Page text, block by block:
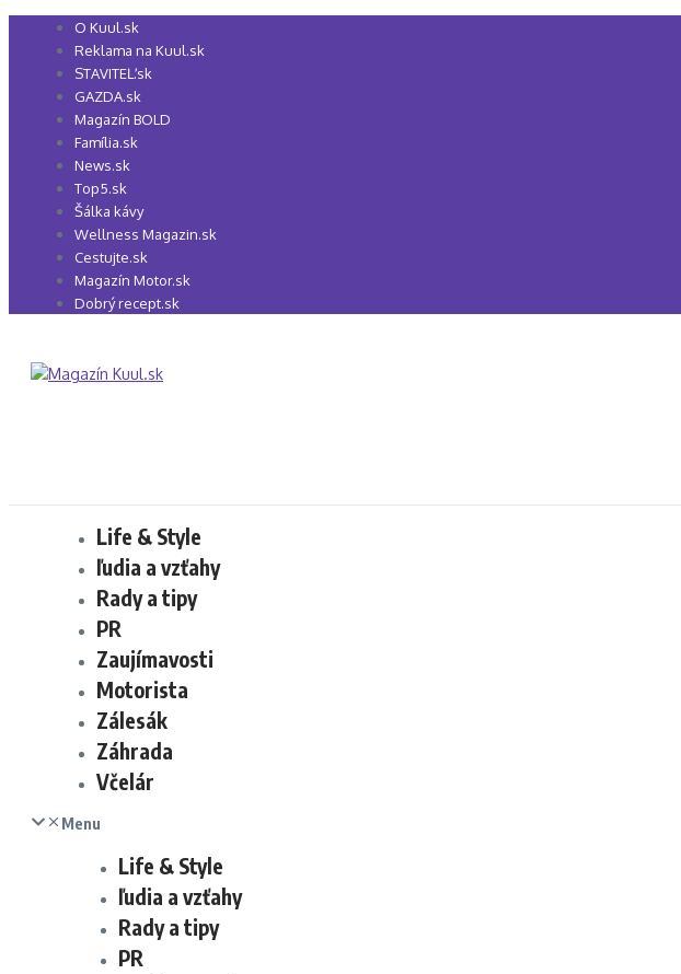
Preskočiť
O Kuul.sk
Reklama na Kuul.sk
STAVITEĽ.sk
GAZDA.sk
Magazín BOLD
Família.sk
News.sk
Top5.sk
Šálka kávy
Wellness Magazin.sk
Cestujte.sk
Magazín Motor.sk
Dobrý recept.sk
Life & Style
ľudia a vzťahy
Rady a tipy
PR
Zaujímavosti
Motorista
Zálesák
Záhrada
Včelár
Menu
Life & Style
ľudia a vzťahy
Rady a tipy
PR